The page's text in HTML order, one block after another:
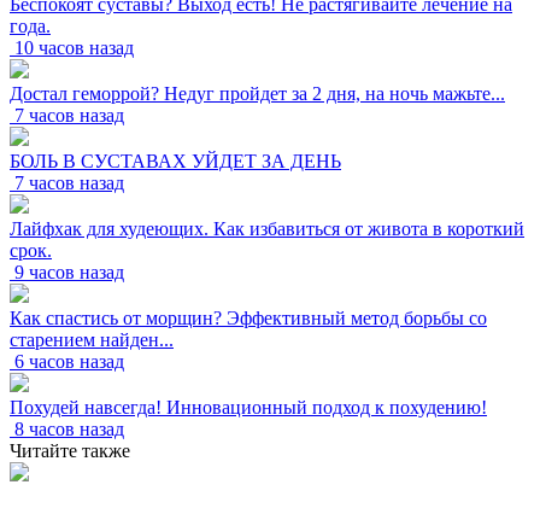
года.
10 часов назад
Достал геморрой? Недуг пройдет за 2 дня, на ночь мажьте...
7 часов назад
БОЛЬ В СУСТАВАХ УЙДЕТ ЗА ДЕНЬ
7 часов назад
Лайфхак для худеющих. Как избавиться от живота в короткий
срок.
9 часов назад
Как спастись от морщин? Эффективный метод борьбы со
старением найден...
6 часов назад
Похудей навсегда! Инновационный подход к похудению!
8 часов назад
Читайте также